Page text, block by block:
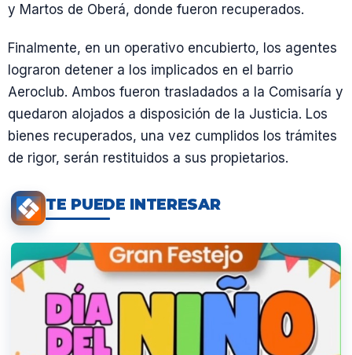
y Martos de Oberá, donde fueron recuperados.
Finalmente, en un operativo encubierto, los agentes
lograron detener a los implicados en el barrio
Aeroclub. Ambos fueron trasladados a la Comisaría y
quedaron alojados a disposición de la Justicia. Los
bienes recuperados, una vez cumplidos los trámites
de rigor, serán restituidos a sus propietarios.
TE PUEDE INTERESAR